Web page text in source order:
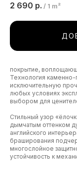
2 690 р. / 1 m²
покрытие,
Технология каменно-
исключительную
любых условиях
выбором для
Стильный узор
дымчатым оттенком
английского
браширования
многослойное
устойчивость к